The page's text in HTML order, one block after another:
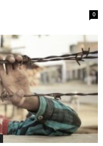
0